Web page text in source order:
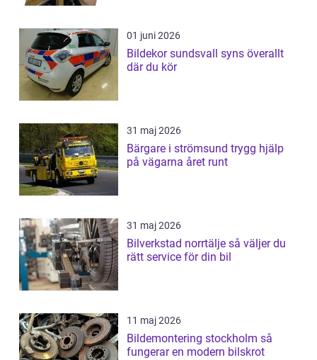
01 juni 2026
Bildekor sundsvall syns överallt
där du kör
31 maj 2026
Bärgare i strömsund trygg hjälp
på vägarna året runt
31 maj 2026
Bilverkstad norrtälje så väljer du
rätt service för din bil
11 maj 2026
Bildemontering stockholm så
fungerar en modern bilskrot